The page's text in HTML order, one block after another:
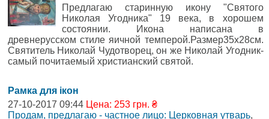
Предлагаю старинную икону "Святого
Николая Угодника" 19 века, в хорошем
состоянии. Икона написана в
древнерусском стиле яичной темперой.Размер35х28см.
Святитель Николай Чудотворец, он же Николай Угодник-
самый почитаемый христианский святой.
Рамка для ікон
27-10-2017 09:44 Цена: 253 грн. ₴
Продам, предлагаю - частное лицо: Церковная утварь,